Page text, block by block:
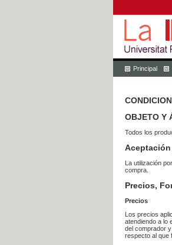
Principal
OBJETO Y
Todos los
La utilización
compra.
Precios,
Precios
Los precios
atendiendo a lo
del comprador
respecto al que